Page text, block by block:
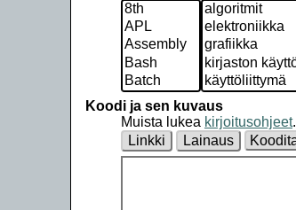
Koodi ja sen kuvaus
Muista lukea kirjoitusohjeet.
Linkki
Lainaus